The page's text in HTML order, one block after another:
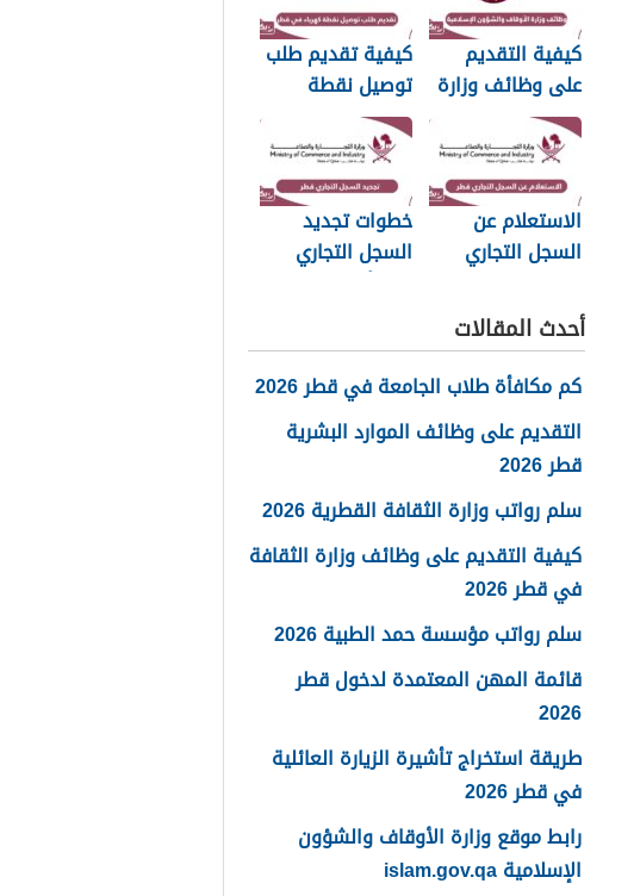
كيفية التقديم
على وظائف وزارة
الأوقاف والشؤون
الإسلامية قطر
2026
كيفية تقديم طلب
توصيل نقطة
كهرباء في قطر
2026
الاستعلام عن
السجل التجاري
خطوات تجديد
السجل التجاري
قطر أون لاين
أحدث المقالات
كم مكافأة طلاب الجامعة في قطر 2026
التقديم على وظائف الموارد البشرية
قطر 2026
سلم رواتب وزارة الثقافة القطرية 2026
كيفية التقديم على وظائف وزارة الثقافة
في قطر 2026
سلم رواتب مؤسسة حمد الطبية 2026
قائمة المهن المعتمدة لدخول قطر
2026
طريقة استخراج تأشيرة الزيارة العائلية
في قطر 2026
رابط موقع وزارة الأوقاف والشؤون
الإسلامية islam.gov.qa